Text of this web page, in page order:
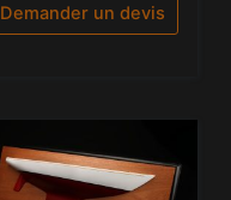
Demander un devis